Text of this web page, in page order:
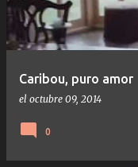
Caribou, puro amor
el octubre 09, 2014
0